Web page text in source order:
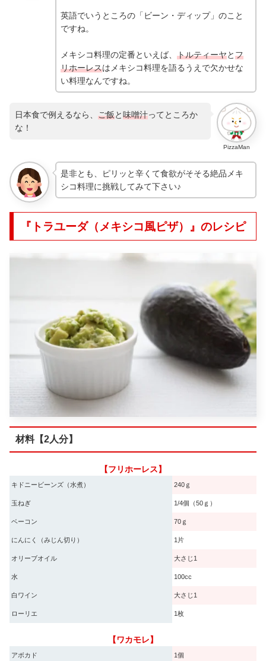
英語でいうところの「ビーン・ディップ」のこと
ですね。
メキシコ料理の定番といえば、 トルティーヤとフ
リホーレスはメキシコ料理を語るうえで欠かせな
い料理なんですね。
PizzaMan
日本食で例えるなら、 ご飯と味噌汁ってところか
な！
是非とも、ピリッと辛くて食欲がそそる絶品メキ
シコ料理に挑戦してみて下さい♪
『トラユーダ（メキシコ風ピザ）』のレシピ
材料【2人分】
【フリホーレス】
キドニービーンズ（水煮） 240ｇ
玉ねぎ 1/4個（50ｇ）
ベーコン 70ｇ
にんにく（みじん切り） 1片
オリーブオイル 大さじ1
水 100cc
白ワイン 大さじ1
ローリエ 1枚
【ワカモレ】
アボカド 1個